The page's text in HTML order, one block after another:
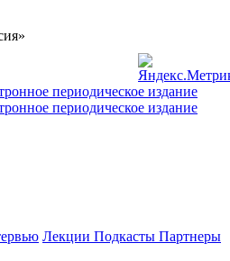
Лекции Подкасты Партнеры